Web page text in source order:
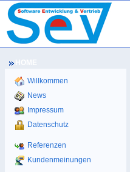
Willkommen
News
Impressum
Datenschutz
Referenzen
Kundenmeinungen